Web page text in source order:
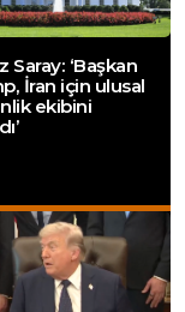
Saray: ‘Başkan
İran için ulusal
ekibini